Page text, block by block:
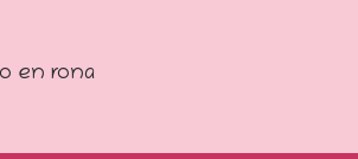
en rona